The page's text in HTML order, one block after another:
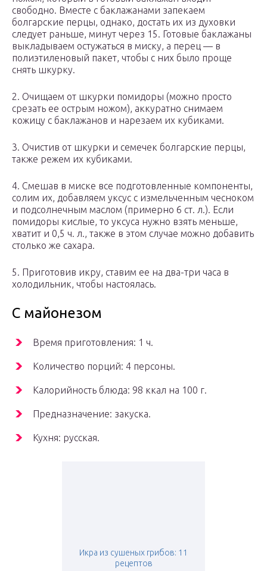
свободно. Вместе с баклажанами запекаем
болгарские перцы, однако, достать их из духовки
следует раньше, минут через 15. Готовые баклажаны
выкладываем остужаться в миску, а перец — в
полиэтиленовый пакет, чтобы с них было проще
снять шкурку.
2. Очищаем от шкурки помидоры (можно просто
срезать ее острым ножом), аккуратно снимаем
кожицу с баклажанов и нарезаем их кубиками.
3. Очистив от шкурки и семечек болгарские перцы,
также режем их кубиками.
4. Смешав в миске все подготовленные компоненты,
солим их, добавляем уксус с измельченным чесноком
и подсолнечным маслом (примерно 6 ст. л.). Если
помидоры кислые, то уксуса нужно взять меньше,
хватит и 0,5 ч. л., также в этом случае можно добавить
столько же сахара.
5. Приготовив икру, ставим ее на два-три часа в
холодильник, чтобы настоялась.
С майонезом
Время приготовления: 1 ч.
Количество порций: 4 персоны.
Калорийность блюда: 98 ккал на 100 г.
Предназначение: закуска.
Кухня: русская.
Икра из сушеных грибов: 11
рецептов